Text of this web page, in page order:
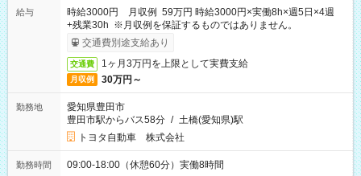
給与
時給3000円 月収例 59万円 時給3000円×実働8h×週5日×4週
+残業30h ※月収例を保証するものではありません。
交通費別途支給あり
交通費 1ヶ月3万円を上限として実費支給
月収例 30万円～
勤務地
愛知県豊田市
豊田市駅からバス58分 / 土橋(愛知県)駅
トヨタ自動車 株式会社
勤務時間 09:00-18:00（休憩60分）実働8時間